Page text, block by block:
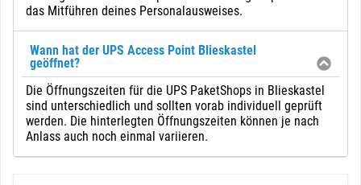
das Mitführen deines Personalausweises.
Wann hat der UPS Access Point Blieskastel
geöffnet?
Die Öffnungszeiten für die UPS PaketShops in Blieskastel
sind unterschiedlich und sollten vorab individuell geprüft
werden. Die hinterlegten Öffnungszeiten können je nach
Anlass auch noch einmal variieren.